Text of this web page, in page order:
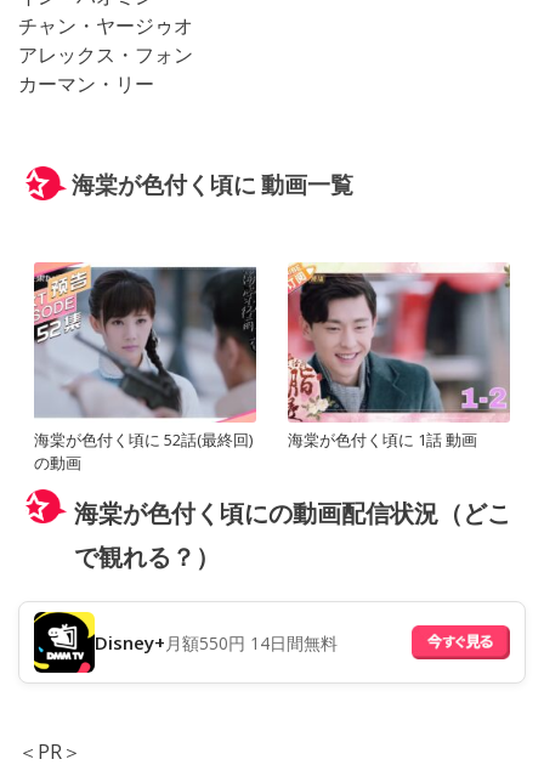
チャン・ヤージゥオ
アレックス・フォン
カーマン・リー
海棠が色付く頃に 動画一覧
海棠が色付く頃に 52話(最終回)
の動画
海棠が色付く頃に 1話 動画
海棠が色付く頃にの動画配信状況（どこ
で観れる？）
Disney+ 月額550円 14日間無料
＜PR＞